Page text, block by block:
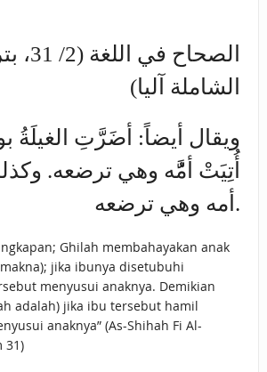
الصحاح في
الشاملة آليا)
ويقال أيضاً: أضَرَّتِ الغيلَةُ
أُتِيَتْ أمَُّه وهي ترضعه.
أمه وهي ترضعه.
Ghilah membahayakan anak
jika ibunya disetubuhi
menyusui anaknya. Demikian
adalah) jika ibu tersebut hamil
anaknya” (As-Shihah Fi Al-
31)